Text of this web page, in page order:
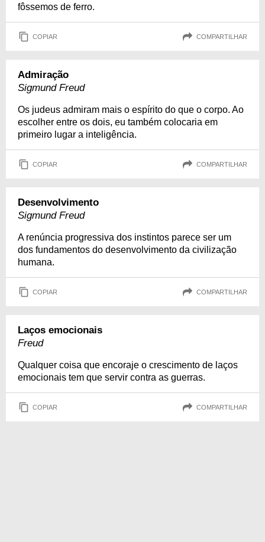
fôssemos de ferro.
COPIAR COMPARTILHAR
Admiração
Sigmund Freud
Os judeus admiram mais o espírito do que o corpo. Ao
escolher entre os dois, eu também colocaria em
primeiro lugar a inteligência.
COPIAR COMPARTILHAR
Desenvolvimento
Sigmund Freud
A renúncia progressiva dos instintos parece ser um
dos fundamentos do desenvolvimento da civilização
humana.
COPIAR COMPARTILHAR
Laços emocionais
Freud
Qualquer coisa que encoraje o crescimento de laços
emocionais tem que servir contra as guerras.
COPIAR COMPARTILHAR